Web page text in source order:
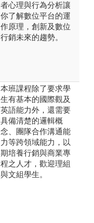
者心理與行為分析讓
你了解數位平台的運
作原理，創新及數位
行銷未來的趨勢。
本班課程除了要求學
生有基本的國際觀及
英語能力外，還需要
具備清楚的邏輯概
念、團隊合作溝通能
力等跨領域能力，以
期培養行銷與商業專
程之人才，歡迎理組
與文組學生。